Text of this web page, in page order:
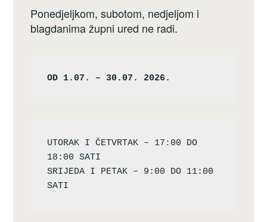
Ponedjeljkom, subotom, nedjeljom i
blagdanima župni ured ne radi.
OD 1.07. – 30.07. 2026.
UTORAK I ČETVRTAK – 17:00 DO
18:00 SATI
SRIJEDA I PETAK – 9:00 DO 11:00